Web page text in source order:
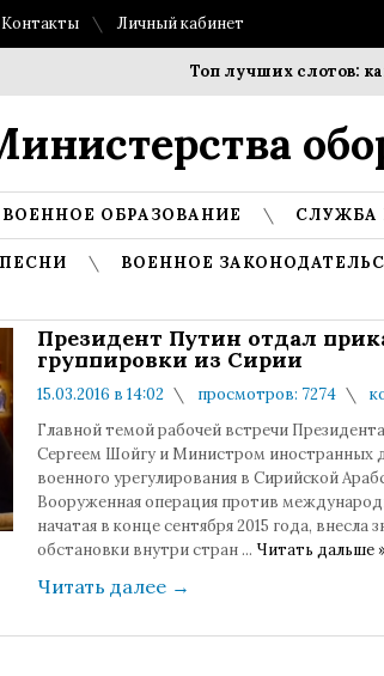
Контакты Личный кабинет
Топ лучших слотов:
ВОЕННОЕ ОБРАЗОВАНИЕ СЛУЖБА
ВОЕННОЕ
Президент Путин отдал
группировки из Сирии
15.03.2016 в 14:02 просмотров: 7274
Главной темой рабочей встречи
Сергеем Шойгу и Министром иностранных
военного урегулирования в Сирийской
Вооруженная операция против
начатая в конце сентября 2015 года,
обстановки внутри стран ... Читать дальше
Читать далее →